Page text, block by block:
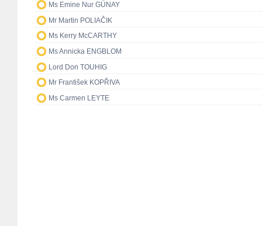
Ms Emine Nur GÜNAY
Mr Martin POLIAČIK
Ms Kerry McCARTHY
Ms Annicka ENGBLOM
Lord Don TOUHIG
Mr František KOPŘIVA
Ms Carmen LEYTE